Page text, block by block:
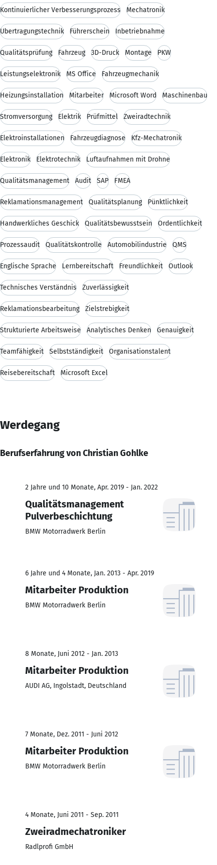
Kontinuierlicher Verbesserungsprozess Mechatronik
Übertragungstechnik Führerschein Inbetriebnahme
Qualitätsprüfung Fahrzeug 3D-Druck Montage PKW
Leistungselektronik MS Office Fahrzeugmechanik
Heizungsinstallation Mitarbeiter Microsoft Word Maschinenbau
Stromversorgung Elektrik Prüfmittel Zweiradtechnik
Elektroinstallationen Fahrzeugdiagnose Kfz-Mechatronik
Elektronik Elektrotechnik Luftaufnahmen mit Drohne
Qualitätsmanagement Audit SAP FMEA
Reklamationsmanagement Qualitätsplanung Pünktlichkeit
Handwerkliches Geschick Qualitätsbewusstsein Ordentlichkeit
Prozessaudit Qualitätskontrolle Automobilindustrie QMS
Englische Sprache Lernbereitschaft Freundlichkeit Outlook
Technisches Verständnis Zuverlässigkeit
Reklamationsbearbeitung Zielstrebigkeit
Strukturierte Arbeitsweise Analytisches Denken Genauigkeit
Teamfähigkeit Selbstständigkeit Organisationstalent
Reisebereitschaft Microsoft Excel
Werdegang
Berufserfahrung von Christian Gohlke
2 Jahre und 10 Monate, Apr. 2019 - Jan. 2022
Qualitätsmanagement
Pulverbeschichtung
BMW Motorradwerk Berlin
6 Jahre und 4 Monate, Jan. 2013 - Apr. 2019
Mitarbeiter Produktion
BMW Motorradwerk Berlin
8 Monate, Juni 2012 - Jan. 2013
Mitarbeiter Produktion
AUDI AG, Ingolstadt, Deutschland
7 Monate, Dez. 2011 - Juni 2012
Mitarbeiter Produktion
BMW Motorradwerk Berlin
4 Monate, Juni 2011 - Sep. 2011
Zweiradmechatroniker
Radlprofi GmbH